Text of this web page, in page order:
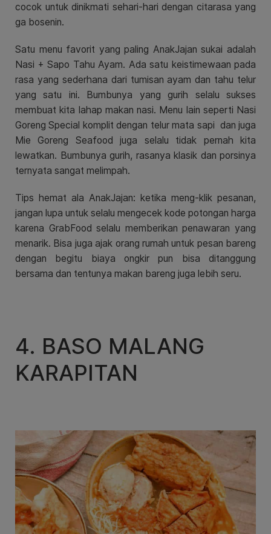
cocok untuk dinikmati sehari-hari dengan citarasa yang
ga bosenin.
Satu menu favorit yang paling AnakJajan sukai adalah
Nasi + Sapo Tahu Ayam. Ada satu keistimewaan pada
rasa yang sederhana dari tumisan ayam dan tahu telur
yang satu ini. Bumbunya yang gurih selalu sukses
membuat kita lahap makan nasi. Menu lain seperti Nasi
Goreng Special komplit dengan telur mata sapi dan juga
Mie Goreng Seafood juga selalu tidak pernah kita
lewatkan. Bumbunya gurih, rasanya klasik dan porsinya
ternyata sangat melimpah.
Tips hemat ala AnakJajan: ketika meng-klik pesanan,
jangan lupa untuk selalu mengecek kode potongan harga
karena GrabFood selalu memberikan penawaran yang
menarik. Bisa juga ajak orang rumah untuk pesan bareng
dengan begitu biaya ongkir pun bisa ditanggung
bersama dan tentunya makan bareng juga lebih seru.
4. BASO MALANG
KARAPITAN